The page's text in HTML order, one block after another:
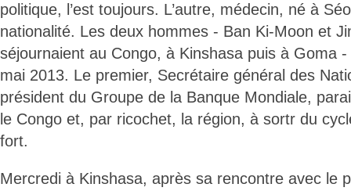
politique, l’est toujours. L’autre, médecin, né à
nationalité. Les deux hommes - Ban Ki-Moon et
séjournaient au Congo, à Kinshasa puis à Goma
mai 2013. Le premier, Secrétaire général des
président du Groupe de la Banque Mondiale,
le Congo et, par ricochet, la région, à sortr du
fort.
Mercredi à Kinshasa, après sa rencontre avec le